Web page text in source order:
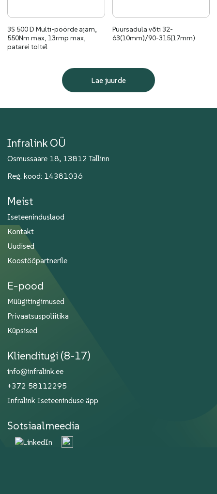
3S 500 D Multi-pöörde ajam,
550Nm max, 13rmp max,
patarei toitel
Puursadula võti 32-
63(10mm)/90-315(17mm)
Lae juurde
Infralink OÜ
Osmussaare 18, 13812 Tallinn
Reg. kood: 14381036
Meist
Iseteeninduslaod
Kontakt
Uudised
Koostööpartnerile
E-pood
Müügitingimused
Privaatsuspoliitika
Küpsised
Klienditugi (8-17)
info@infralink.ee
+372 58112295
Infralink Iseteeninduse äpp
Sotsiaalmeedia